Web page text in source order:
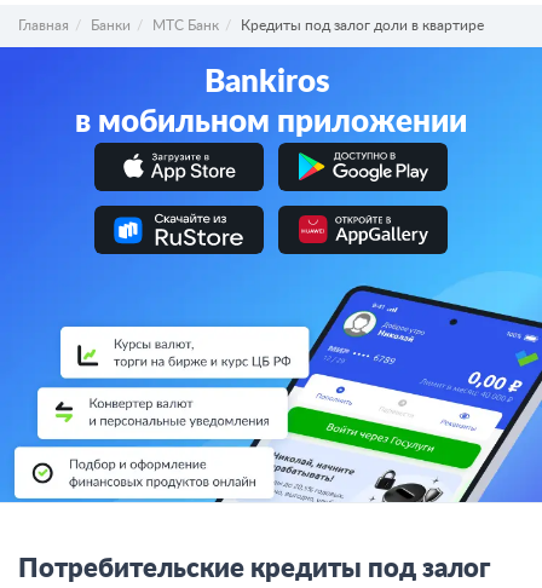
Главная Банки МТС Банк Кредиты под залог доли в квартире
Bankiros
в мобильном приложении
Потребительские кредиты под залог